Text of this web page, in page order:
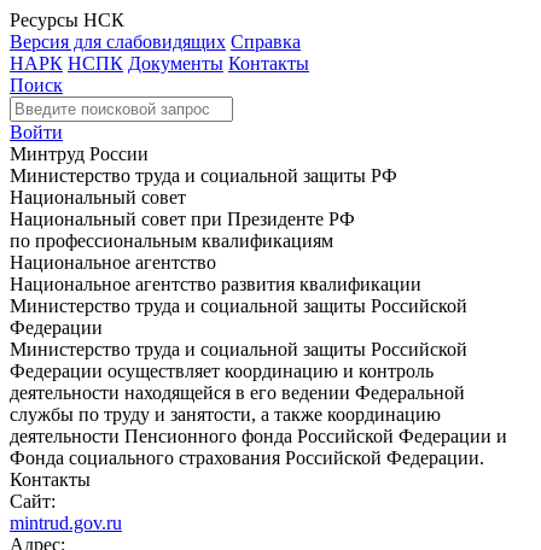
Ресурсы НСК
Версия для слабовидящих Справка
НАРК НСПК Документы Контакты
Поиск
Войти
Минтруд России
Министерство труда и социальной защиты РФ
Национальный совет
Национальный совет при Президенте РФ
по профессиональным квалификациям
Национальное агентство
Национальное агентство развития квалификации
Министерство труда и социальной защиты Российской
Федерации
Министерство труда и социальной защиты Российской
Федерации осуществляет координацию и контроль
деятельности находящейся в его ведении Федеральной
службы по труду и занятости, а также координацию
деятельности Пенсионного фонда Российской Федерации и
Фонда социального страхования Российской Федерации.
Контакты
Сайт:
mintrud.gov.ru
Адрес: